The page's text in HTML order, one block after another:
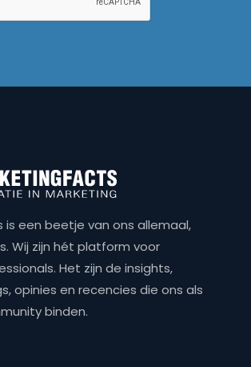
een beetje van ons allemaal,
Wij zijn hét platform voor
Het zijn de insights,
opinies en recencies die ons als
binden.